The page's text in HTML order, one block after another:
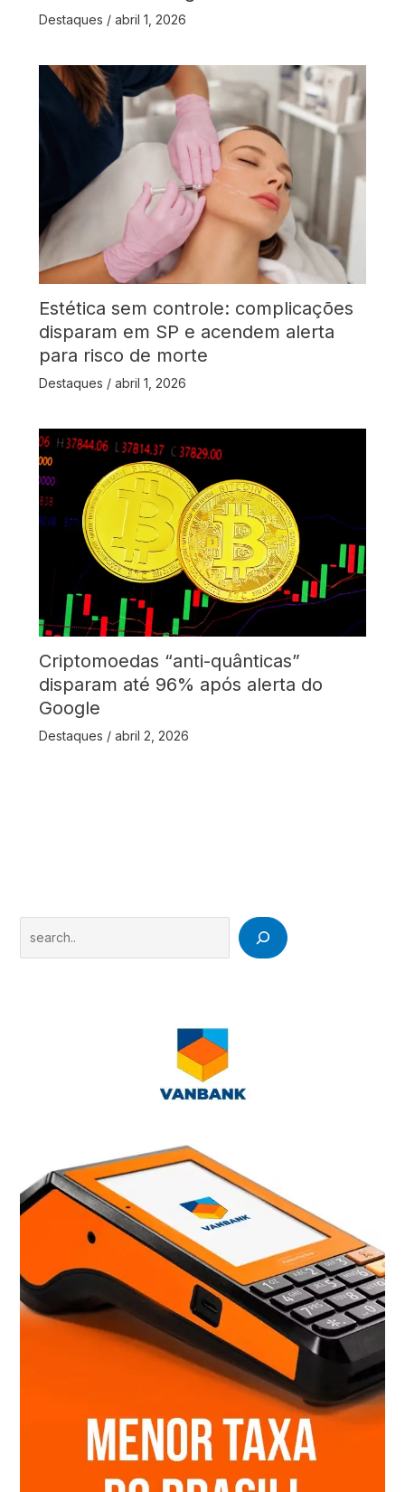
Destaques / abril 1, 2026
Estética sem controle: complicações
disparam em SP e acendem alerta
para risco de morte
Destaques / abril 1, 2026
Criptomoedas “anti-quânticas”
disparam até 96% após alerta do
Google
Destaques / abril 2, 2026